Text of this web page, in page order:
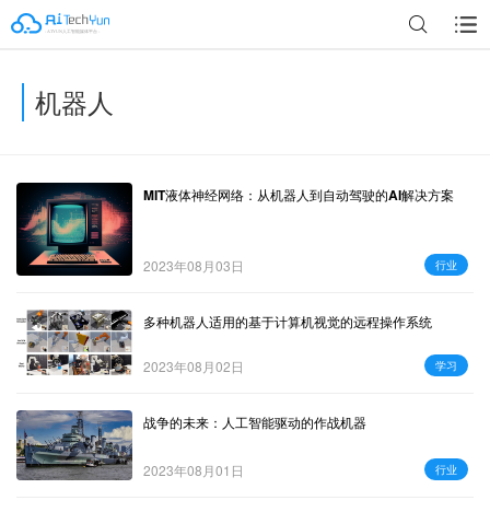
机器人
MIT液体神经网络：从机器人到自动驾驶的AI解决方案
2023年08月03日 行业
多种机器人适用的基于计算机视觉的远程操作系统
2023年08月02日 学习
战争的未来：人工智能驱动的作战机器
2023年08月01日 行业